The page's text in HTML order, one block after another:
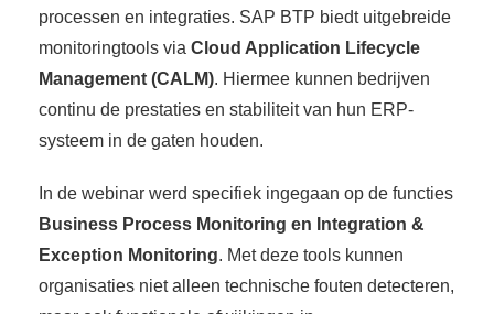
processen en integraties. SAP BTP biedt uitgebreide
monitoringtools via Cloud Application Lifecycle
Management (CALM). Hiermee kunnen bedrijven
continu de prestaties en stabiliteit van hun ERP-
systeem in de gaten houden.
In de webinar werd specifiek ingegaan op de functies
Business Process Monitoring en Integration &
Exception Monitoring. Met deze tools kunnen
organisaties niet alleen technische fouten detecteren,